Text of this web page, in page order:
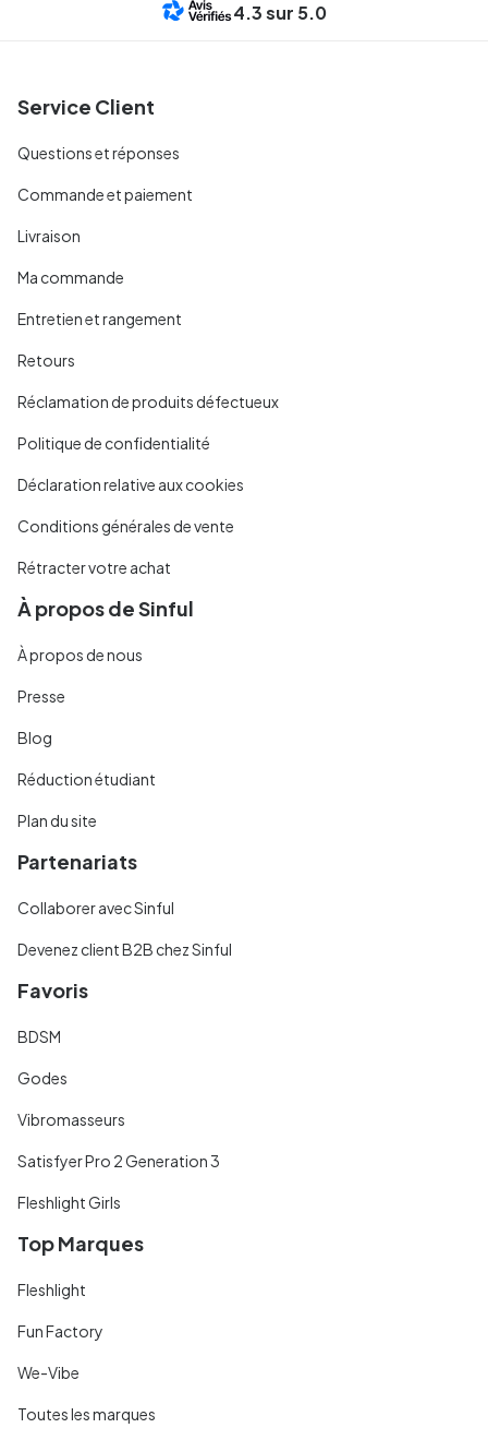
4.3sur 5.0
Service Client
Questions et réponses
Commande et paiement
Livraison
Ma commande
Entretien et rangement
Retours
Réclamation de produits défectueux
Politique de confidentialité
Déclaration relative aux cookies
Conditions générales de vente
Rétracter votre achat
À propos de Sinful
À propos de nous
Presse
Blog
Réduction étudiant
Plan du site
Partenariats
Collaborer avec Sinful
Devenez client B2B chez Sinful
Favoris
BDSM
Godes
Vibromasseurs
Satisfyer Pro 2 Generation 3
Fleshlight Girls
Top Marques
Fleshlight
Fun Factory
We-Vibe
Toutes les marques